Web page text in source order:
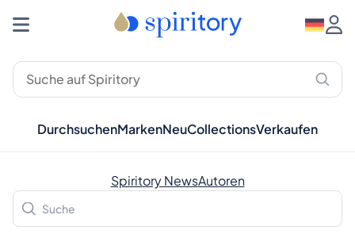
DurchsuchenMarkenNeuCollectionsVerkaufen
Spiritory NewsAutoren